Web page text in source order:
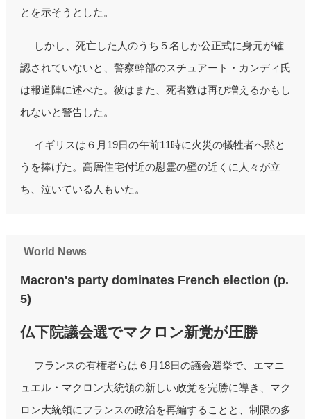
とを示そうとした。
しかし、死亡した人のうち５名しか公正式に身元が確
認されていないと、警察幹部のスチュアート・カンディ氏
は報道陣に述べた。彼はまた、死者数は再び増えるかもし
れないと警告した。
イギリスは６月19日の午前11時に火災の犠牲者へ黙と
うを捧げた。高層住宅付近の慰霊の壁の近くに人々が立
ち、泣いている人もいた。
World News
Macron's party dominates French election (p.
5)
仏下院議会選でマクロン新党が圧勝
フランスの有権者らは６月18日の議会選挙で、エマニ
ュエル・マクロン大統領の新しい政党を完勝に導き、マク
ロン大統領にフランスの政治を再編することと、制限の多